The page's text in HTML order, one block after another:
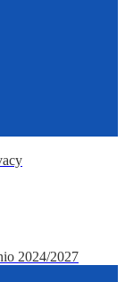
2024/2027